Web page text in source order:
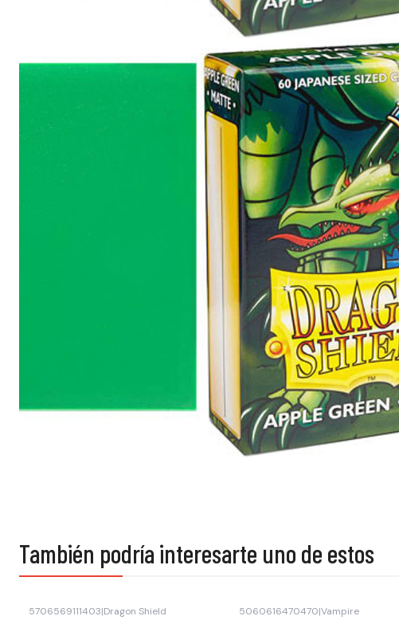
También podría interesarte uno de estos
5706569111403|Dragon Shield 5060616470470|Vampire